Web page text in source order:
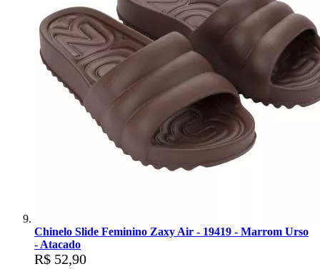
Chinelo Slide Feminino Zaxy Air - 19419 - Marrom Urso
- Atacado
R$ 52,90